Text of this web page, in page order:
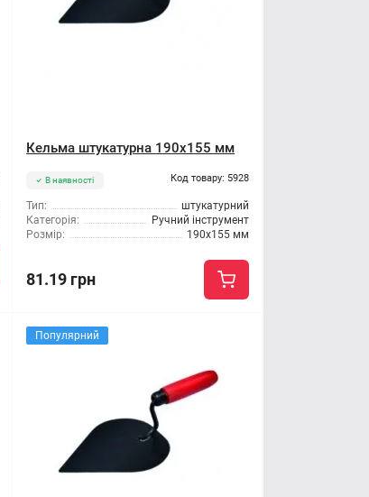
Кельма штукатурна 190x155 мм
В наявності Код товару: 5928
Тип:
штукатурний
Категорія:
Ручний інструмент
Розмір:
190x155 мм
81.19 грн
Популярний